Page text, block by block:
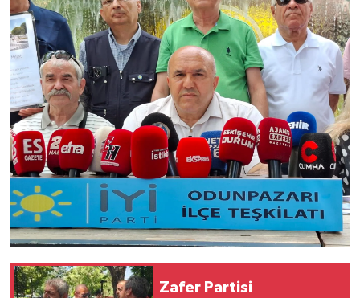
Zafer Partisi